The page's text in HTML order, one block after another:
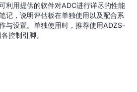
利用提供的软件对ADC进行详尽的性能
记，说明评估板在单独使用以及配合系
与设置。单独使用时，推荐使用ADZS-
控制引脚。